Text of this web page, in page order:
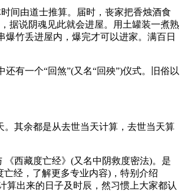
间由道士推算。届时，丧家把香烛酒食
据说阴魂见此就会进屋。用土罐装一煮熟
竹丢进屋内，爆完才可以进家。满百日
有一个“回煞”(又名“回殃”)仪式。旧俗以
其余都是从去世当天计算，去世当天算
西藏度亡经》(又名中阴救度密法)。是
经，了解更多专业内容)，特别介绍
算出来的日子及时辰，然习惯上大家都认